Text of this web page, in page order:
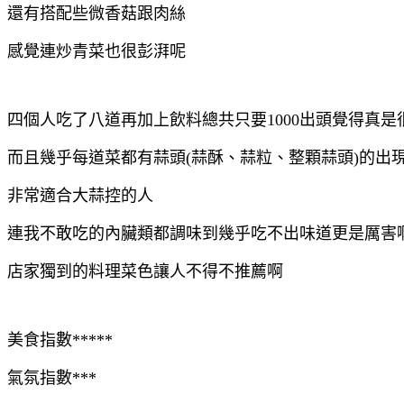
還有搭配些微香菇跟肉絲
感覺連炒青菜也很彭湃呢
四個人吃了八道再加上飲料總共只要1000出頭覺得真是
而且幾乎每道菜都有蒜頭(蒜酥、蒜粒、整顆蒜頭)的出
非常適合大蒜控的人
連我不敢吃的內臟類都調味到幾乎吃不出味道更是厲害
店家獨到的料理菜色讓人不得不推薦啊
美食指數*****
氣氛指數***